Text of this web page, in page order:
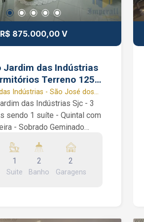
sala de
/ academia, health
com deck molhado, piscina
234.934 Whatsapp (12)
R$ 875.000,00 V
Jardim das Indústrias
Terreno 125
m² Área Útil
Indústrias - São José dos
SP das Indústrias Sjc - 3
1 suíte - Quintal com
com 3 dormitórios
todos os quartos com
piso cerâmico,
1
Suite
2
Banho
2
Garagens